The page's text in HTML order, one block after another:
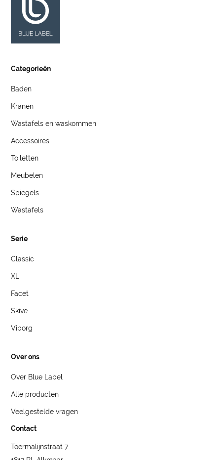
Categorieën
Baden
Kranen
Wastafels en waskommen
Accessoires
Toiletten
Meubelen
Spiegels
Wastafels
Serie
Classic
XL
Facet
Skive
Viborg
Over ons
Over Blue Label
Alle producten
Veelgestelde vragen
Contact
Toermalijnstraat 7